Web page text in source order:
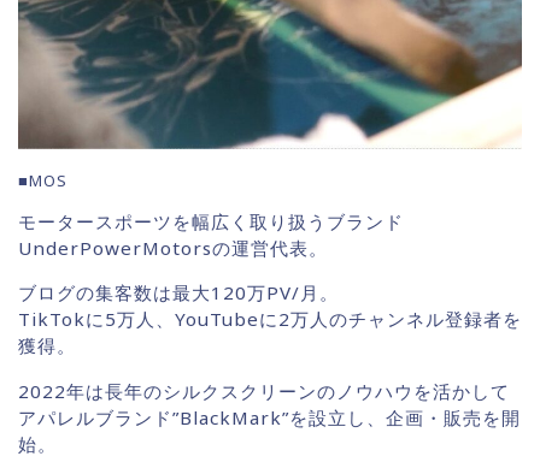
■MOS
モータースポーツを幅広く取り扱うブランド
UnderPowerMotorsの運営代表。
ブログの集客数は最大120万PV/月。
TikTokに5万人、YouTubeに2万人のチャンネル登録者を
獲得。
2022年は長年のシルクスクリーンのノウハウを活かして
アパレルブランド”BlackMark”を設立し、企画・販売を開
始。